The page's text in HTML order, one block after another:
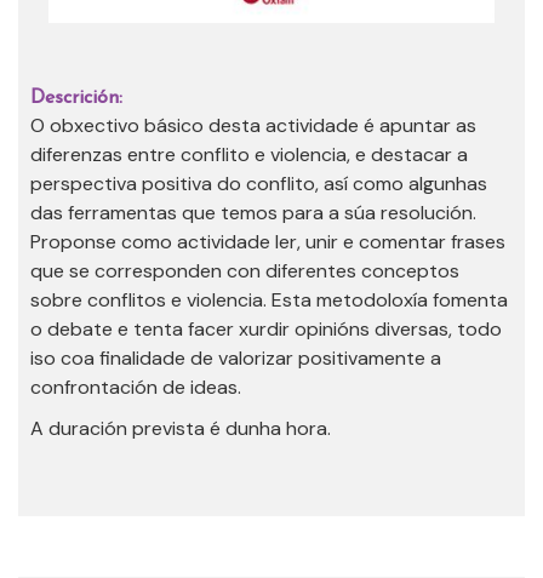
Descrición:
O obxectivo básico desta actividade é apuntar as
diferenzas entre conflito e violencia, e destacar a
perspectiva positiva do conflito, así como algunhas
das ferramentas que temos para a súa resolución.
Proponse como actividade ler, unir e comentar frases
que se corresponden con diferentes conceptos
sobre conflitos e violencia. Esta metodoloxía fomenta
o debate e tenta facer xurdir opinións diversas, todo
iso coa finalidade de valorizar positivamente a
confrontación de ideas.
A duración prevista é dunha hora.